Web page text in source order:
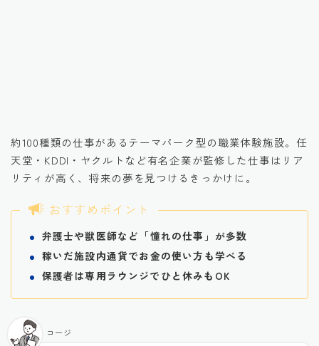
約100種類の仕事があるテーマパーク型の職業体験施設。任
天堂・KDDI・ヤクルトなど有名企業が監修した仕事はリア
リティが高く、将来の夢を見つけるきっかけに。
おすすめポイント
弁護士や獣医師など 「憧れの仕事」が多数
稼いだ施設内通貨でお金の使い方も学べる
保護者は専用ラウンジでひと休みもOK
コージ